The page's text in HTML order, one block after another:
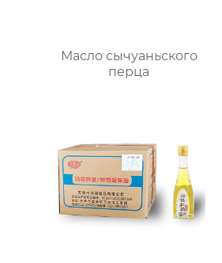
Масло сычуаньского
перца